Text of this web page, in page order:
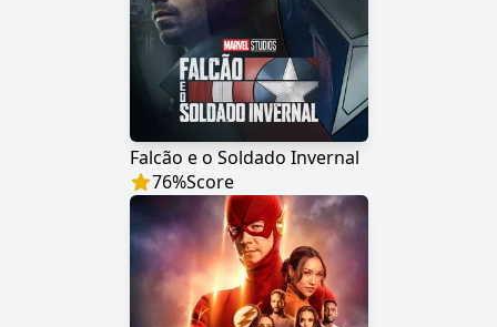
Falcão e o Soldado Invernal
76%Score